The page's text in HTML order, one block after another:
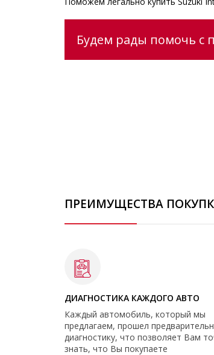
Будем рады помочь с
ПРЕИМУЩЕСТВА
ДИАГНОСТИКА КАЖДОГО АВТО
Каждый автомобиль, который мы
предлагаем, прошел
диагностику, что позволяет Вам
знать, что Вы покупаете